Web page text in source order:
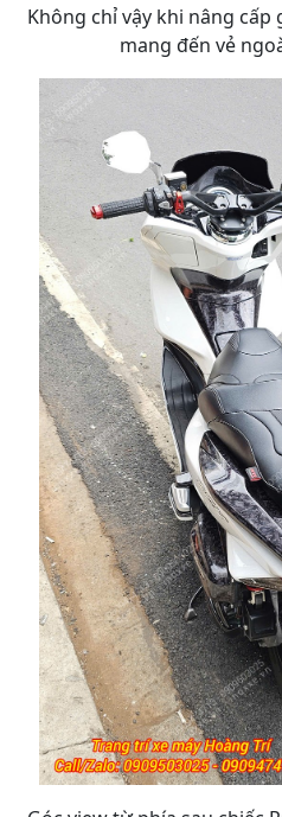
Không chỉ vậy khi nâng cấp
mang đến vẻ